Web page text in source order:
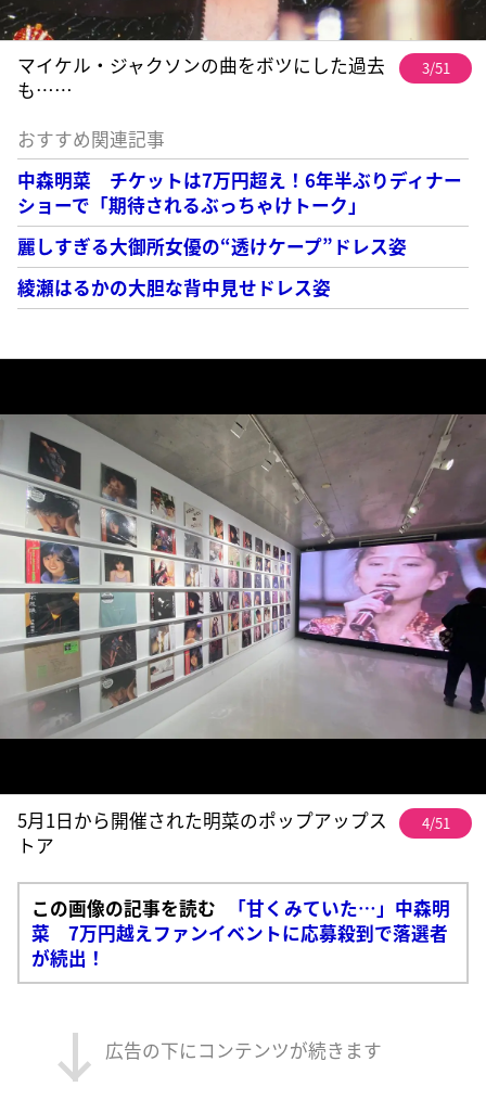
マイケル・ジャクソンの曲をボツにした過去
も……
3/51
おすすめ関連記事
中森明菜 チケットは7万円超え！6年半ぶりディナー
ショーで「期待されるぶっちゃけトーク」
麗しすぎる大御所女優の“透けケープ”ドレス姿
綾瀬はるかの大胆な背中見せドレス姿
5月1日から開催された明菜のポップアップス
トア
4/51
この画像の記事を読む
「甘くみていた…」中森明
菜 7万円越えファンイベントに応募殺到で落選者
が続出！
広告の下にコンテンツが続きます